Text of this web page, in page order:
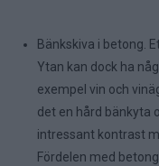
Bänkskiva i betong.
Ytan kan dock ha
exempel vin och
det en hård bänkyta
intressant kontrast
Fördelen med